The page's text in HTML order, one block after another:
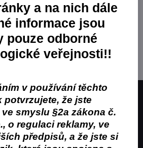
s.r.o. je distributorem
a na nich dále
informace jsou
pouze odborné
veřejnosti!!
v používání těchto
potvrzujete, že jste
smyslu §2a zákona č.
o regulaci reklamy, ve
předpisů, a že jste si